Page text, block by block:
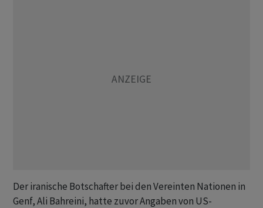
Der iranische Botschafter bei den Vereinten Nationen in
Genf, Ali Bahreini, hatte zuvor Angaben von US-